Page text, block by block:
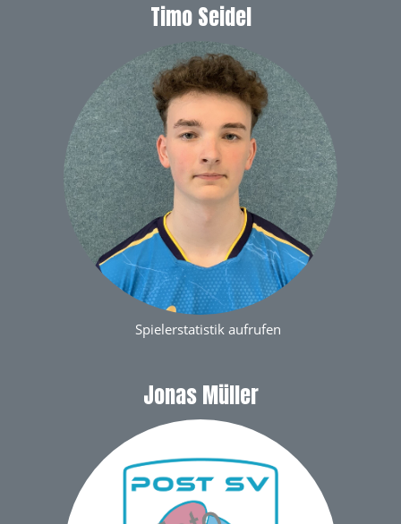
Timo Seidel
Spielerstatistik aufrufen
Jonas Müller